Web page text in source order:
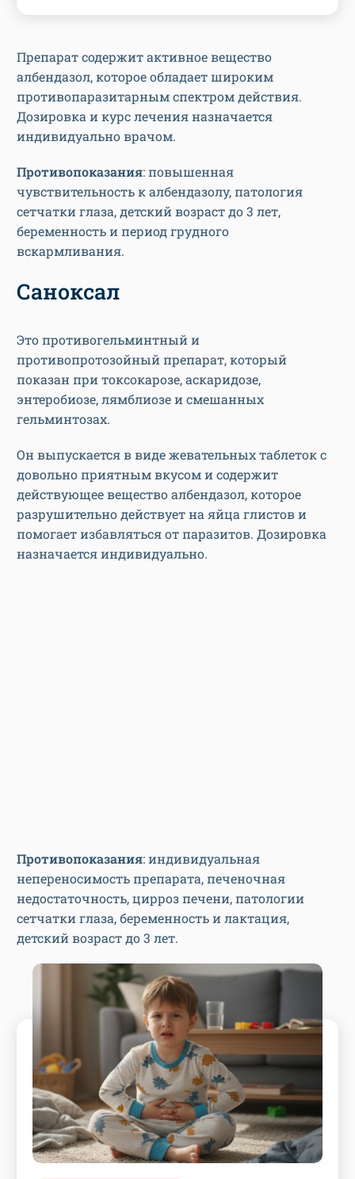
Препарат содержит активное вещество
албендазол, которое обладает широким
противопаразитарным спектром действия.
Дозировка и курс лечения назначается
индивидуально врачом.
Противопоказания: повышенная
чувствительность к албендазолу, патология
сетчатки глаза, детский возраст до 3 лет,
беременность и период грудного
вскармливания.
Саноксал
Это противогельминтный и
противопротозойный препарат, который
показан при токсокарозе, аскаридозе,
энтеробиозе, лямблиозе и смешанных
гельминтозах.
Он выпускается в виде жевательных таблеток с
довольно приятным вкусом и содержит
действующее вещество албендазол, которое
разрушительно действует на яйца глистов и
помогает избавляться от паразитов. Дозировка
назначается индивидуально.
Противопоказания: индивидуальная
непереносимость препарата, печеночная
недостаточность, цирроз печени, патологии
сетчатки глаза, беременность и лактация,
детский возраст до 3 лет.